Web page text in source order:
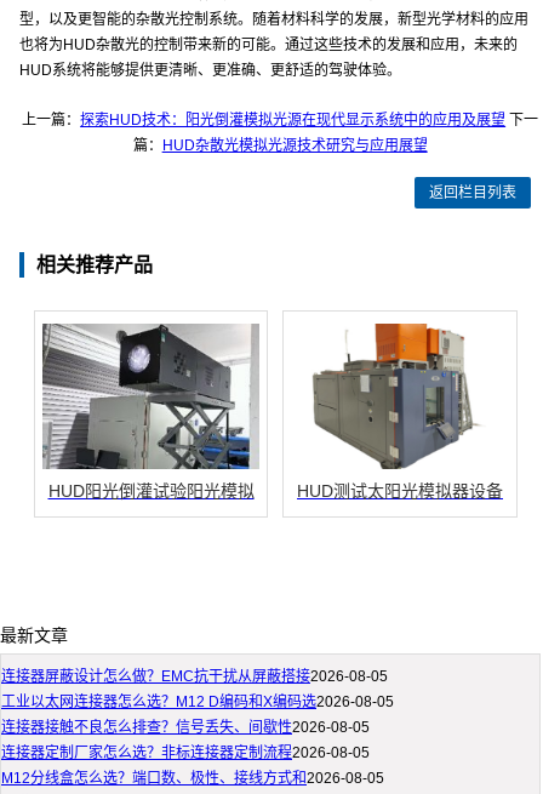
型，以及更智能的杂散光控制系统。随着材料科学的发展，新型光学材料的应用
也将为HUD杂散光的控制带来新的可能。通过这些技术的发展和应用，未来的
HUD系统将能够提供更清晰、更准确、更舒适的驾驶体验。
上一篇：探索HUD技术：阳光倒灌模拟光源在现代显示系统中的应用及展望 下一
篇：
HUD杂散光模拟光源技术研究与应用展望
返回栏目列表
相关推荐产品
HUD阳光倒灌试验阳光模拟 HUD测试太阳光模拟器设备
最新文章
连接器屏蔽设计怎么做？EMC抗干扰从屏蔽搭接2026-08-05
工业以太网连接器怎么选？M12 D编码和X编码选2026-08-05
连接器接触不良怎么排查？信号丢失、间歇性2026-08-05
连接器定制厂家怎么选？非标连接器定制流程2026-08-05
M12分线盒怎么选？端口数、极性、接线方式和2026-08-05